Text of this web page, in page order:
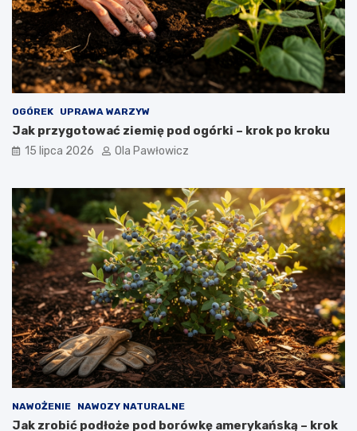
OGÓREK UPRAWA WARZYW
Jak przygotować ziemię pod ogórki – krok po kroku
15 lipca 2026 Ola Pawłowicz
NAWOŻENIE NAWOZY NATURALNE
Jak zrobić podłoże pod borówkę amerykańską – krok